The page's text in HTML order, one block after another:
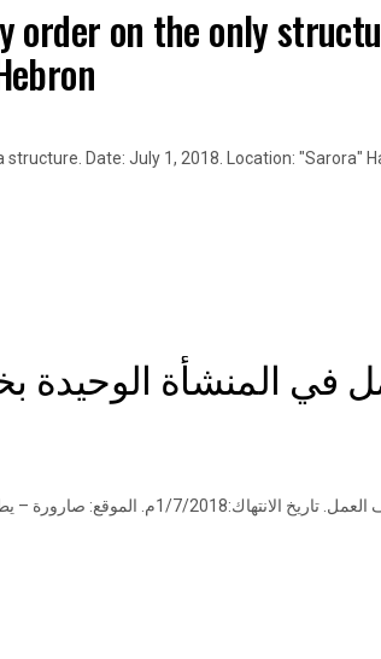
order on the only
Date: July 1, 2018. Location: "Sarora"
في المنشأة الوحيدة